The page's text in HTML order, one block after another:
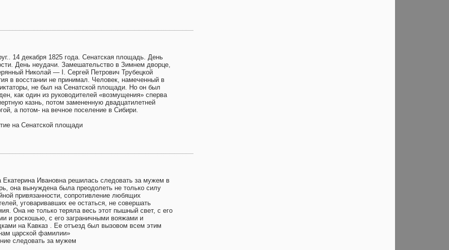
14 декабря 1825 года. Сенатская площадь. День
День неудачи. Замешательство в Зимнем дворце,
Николай — I. Сергей Петрович Трубецкой
в восстании не принимал. Человек, намеченный в
не был на Сенатской площади. Но он был
как один из руководителей «возмущения» сперва
казнь, потом замененную двадцатилетней
а потом- на вечное поселение в Сибири.
на Сенатской площади
Екатерина Ивановна решилась следовать за мужем в
она вынуждена была преодолеть не только силу
привязанности, сопротивление любящих
уговаривавших ее остаться, не совершать
Она не только теряла весь этот пышный свет, с его
и роскошью, с его заграничными вояжами и
на Кавказ . Ее отъезд был вызовом всем этим
царской фамилии»
следовать за мужем